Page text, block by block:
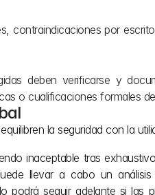
contraindicaciones por
deben verificarse y
o cualificaciones formales
la seguridad con la
inaceptable tras
llevar a cabo un
podrá seguir adelante si las